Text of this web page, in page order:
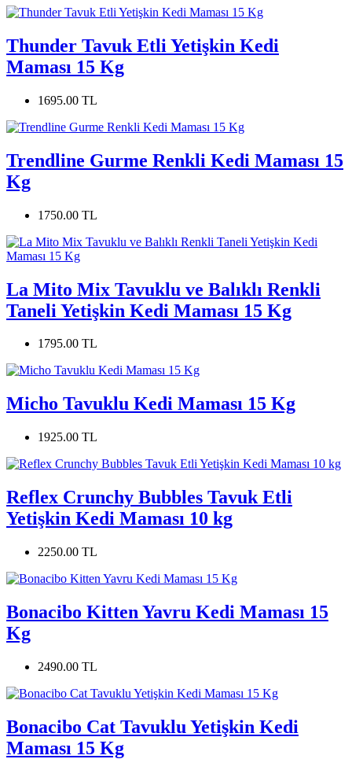
Thunder Tavuk Etli Yetişkin Kedi
Maması 15 Kg
1695.00 TL
Trendline Gurme Renkli Kedi Maması 15
Kg
1750.00 TL
La Mito Mix Tavuklu ve Balıklı Renkli
Taneli Yetişkin Kedi Maması 15 Kg
1795.00 TL
Micho Tavuklu Kedi Maması 15 Kg
1925.00 TL
Reflex Crunchy Bubbles Tavuk Etli
Yetişkin Kedi Maması 10 kg
2250.00 TL
Bonacibo Kitten Yavru Kedi Maması 15
Kg
2490.00 TL
Bonacibo Cat Tavuklu Yetişkin Kedi
Maması 15 Kg